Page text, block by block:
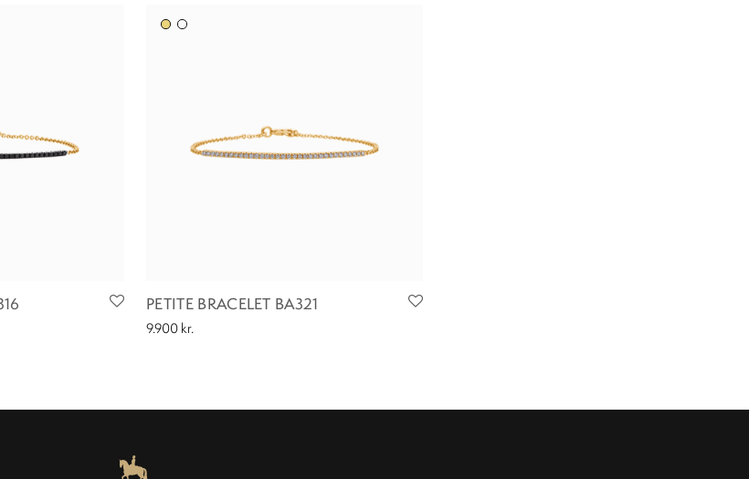
PETITE BRACELET BA321
9.900 kr.